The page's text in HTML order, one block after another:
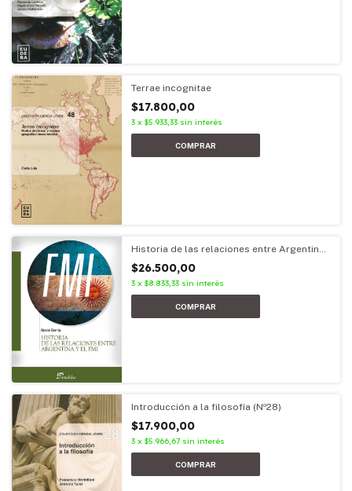
Terrae incognitae
$17.800,00
3 x $5.933,33 sin interés
Historia de las relaciones entre Argentina
$26.500,00
3 x $8.833,33 sin interés
Introducción a la filosofía (Nº28)
$17.900,00
3 x $5.966,67 sin interés